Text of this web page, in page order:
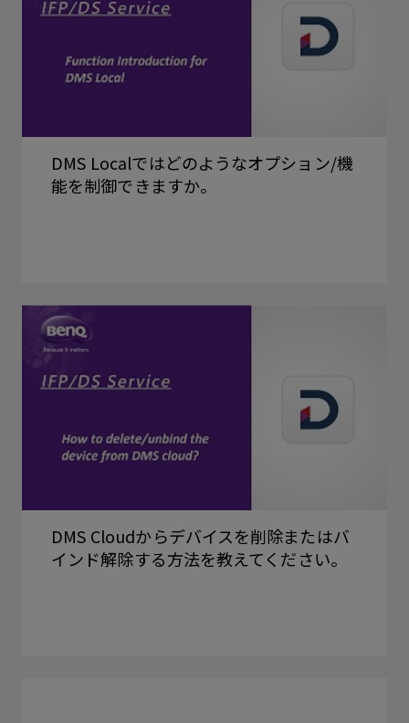
DMS Localではどのようなオプション/機
能を制御できますか。
DMS Cloudからデバイスを削除またはバ
インド解除する方法を教えてください。